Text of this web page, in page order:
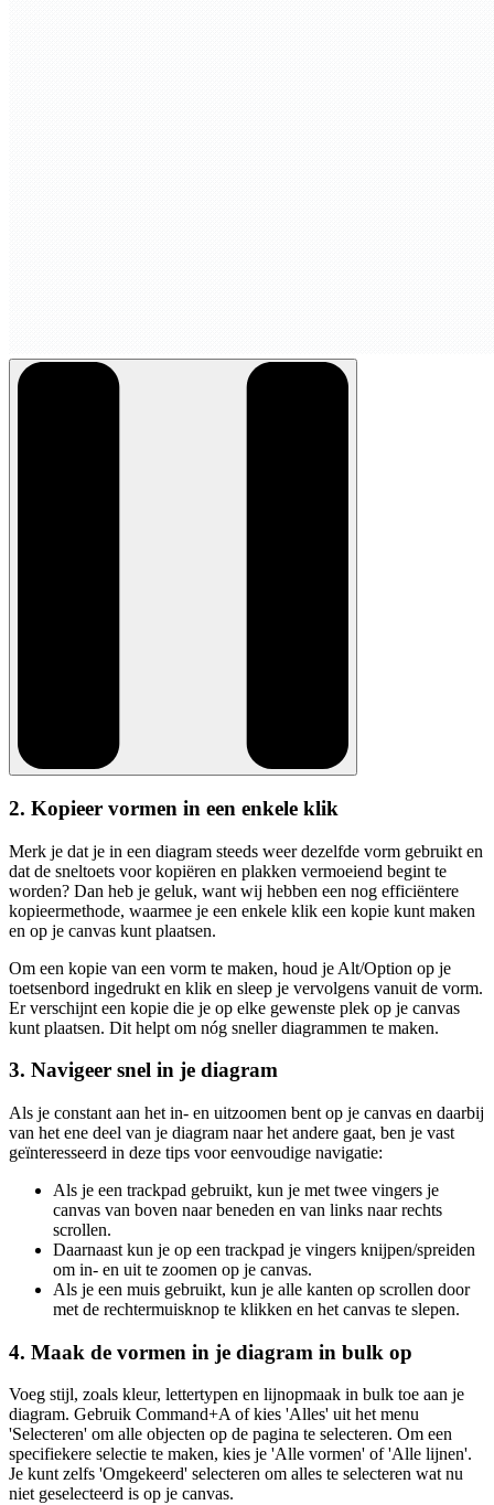
2. Kopieer vormen in een enkele klik
Merk je dat je in een diagram steeds weer dezelfde vorm gebruikt en
dat de sneltoets voor kopiëren en plakken vermoeiend begint te
worden? Dan heb je geluk, want wij hebben een nog efficiëntere
kopieermethode, waarmee je een enkele klik een kopie kunt maken
en op je canvas kunt plaatsen.
Om een kopie van een vorm te maken, houd je Alt/Option op je
toetsenbord ingedrukt en klik en sleep je vervolgens vanuit de vorm.
Er verschijnt een kopie die je op elke gewenste plek op je canvas
kunt plaatsen. Dit helpt om nóg sneller diagrammen te maken.
3. Navigeer snel in je diagram
Als je constant aan het in- en uitzoomen bent op je canvas en daarbij
van het ene deel van je diagram naar het andere gaat, ben je vast
geïnteresseerd in deze tips voor eenvoudige navigatie:
Als je een trackpad gebruikt, kun je met twee vingers je
canvas van boven naar beneden en van links naar rechts
scrollen.
Daarnaast kun je op een trackpad je vingers knijpen/spreiden
om in- en uit te zoomen op je canvas.
Als je een muis gebruikt, kun je alle kanten op scrollen door
met de rechtermuisknop te klikken en het canvas te slepen.
4. Maak de vormen in je diagram in bulk op
Voeg stijl, zoals kleur, lettertypen en lijnopmaak in bulk toe aan je
diagram. Gebruik Command+A of kies 'Alles' uit het menu
'Selecteren' om alle objecten op de pagina te selecteren. Om een
specifiekere selectie te maken, kies je 'Alle vormen' of 'Alle lijnen'.
Je kunt zelfs 'Omgekeerd' selecteren om alles te selecteren wat nu
niet geselecteerd is op je canvas.